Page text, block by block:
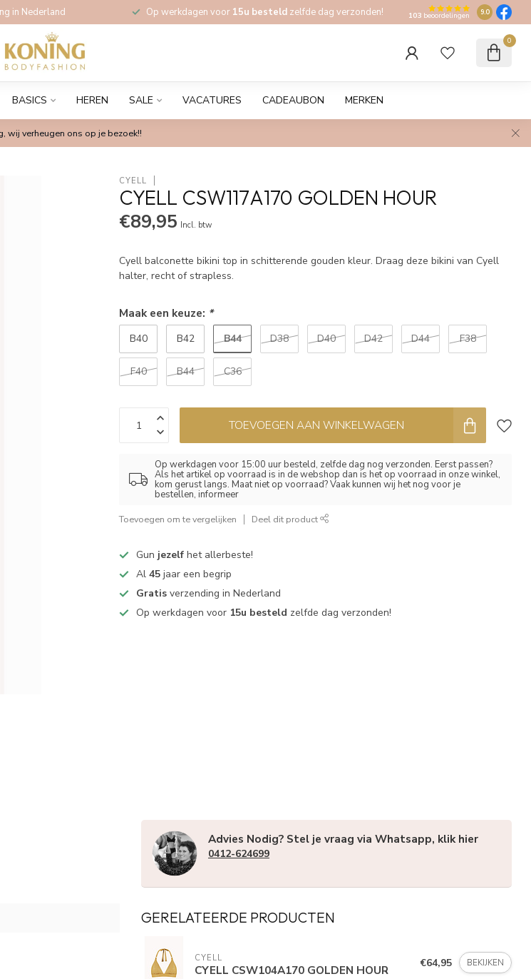
in Nederland Op werkdagen voor 15u besteld zelfde dag verzonden! 103 beoordelingen 9.0
0
BASICS HEREN SALE VACATURES CADEAUBON MERKEN
wij verheugen ons op je bezoek!!
CYELL
CYELL CSW117A170 GOLDEN HOUR
€89,95 Incl. btw
Cyell balconette bikini top in schitterende gouden kleur. Draag deze bikini van Cyell
halter, recht of strapless.
Maak een keuze: *
B40 B42 B44 D38 D40 D42 D44 F38
F40 B44 C36
TOEVOEGEN AAN WINKELWAGEN
Op werkdagen voor 15:00 uur besteld, zelfde dag nog verzonden. Eerst passen?
Als het artikel op voorraad is in de webshop dan is het op voorraad in onze winkel,
kom gerust langs. Maat niet op voorraad? Vaak kunnen wij het nog voor je
bestellen, informeer
Toevoegen om te vergelijken Deel dit product
Gun jezelf het allerbeste!
Al45 jaar een begrip
Gratis verzending in Nederland
Op werkdagen voor 15u besteld zelfde dag verzonden!
Advies Nodig? Stel je vraag via Whatsapp, klik hier
0412-624699
GERELATEERDE PRODUCTEN
CYELL
CYELL CSW104A170 GOLDEN HOUR €64,95 BEKIJKEN